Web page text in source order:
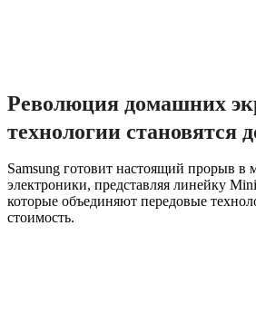
Революция домашних
технологии становятся
Samsung готовит настоящий прорыв в
электроники, представляя линейку
которые объединяют передовые
стоимость.